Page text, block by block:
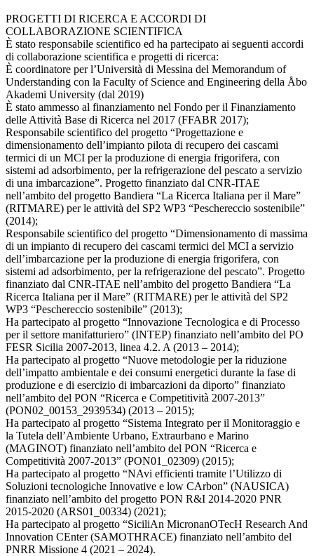
PROGETTI DI RICERCA E ACCORDI DI
COLLABORAZIONE SCIENTIFICA
È stato responsabile scientifico ed ha partecipato ai seguenti accordi
di collaborazione scientifica e progetti di ricerca:
È coordinatore per l’Università di Messina del Memorandum of
Understanding con la Faculty of Science and Engineering della Åbo
Akademi University (dal 2019)
È stato ammesso al finanziamento nel Fondo per il Finanziamento
delle Attività Base di Ricerca nel 2017 (FFABR 2017);
Responsabile scientifico del progetto “Progettazione e
dimensionamento dell’impianto pilota di recupero dei cascami
termici di un MCI per la produzione di energia frigorifera, con
sistemi ad adsorbimento, per la refrigerazione del pescato a servizio
di una imbarcazione”. Progetto finanziato dal CNR-ITAE
nell’ambito del progetto Bandiera “La Ricerca Italiana per il Mare”
(RITMARE) per le attività del SP2 WP3 “Peschereccio sostenibile”
(2014);
Responsabile scientifico del progetto “Dimensionamento di massima
di un impianto di recupero dei cascami termici del MCI a servizio
dell’imbarcazione per la produzione di energia frigorifera, con
sistemi ad adsorbimento, per la refrigerazione del pescato”. Progetto
finanziato dal CNR-ITAE nell’ambito del progetto Bandiera “La
Ricerca Italiana per il Mare” (RITMARE) per le attività del SP2
WP3 “Peschereccio sostenibile” (2013);
Ha partecipato al progetto “Innovazione Tecnologica e di Processo
per il settore manifatturiero” (INTEP) finanziato nell’ambito del PO
FESR Sicilia 2007-2013, linea 4.2. A (2013 – 2014);
Ha partecipato al progetto “Nuove metodologie per la riduzione
dell’impatto ambientale e dei consumi energetici durante la fase di
produzione e di esercizio di imbarcazioni da diporto” finanziato
nell’ambito del PON “Ricerca e Competitività 2007-2013”
(PON02_00153_2939534) (2013 – 2015);
Ha partecipato al progetto “Sistema Integrato per il Monitoraggio e
la Tutela dell’Ambiente Urbano, Extraurbano e Marino
(MAGINOT) finanziato nell’ambito del PON “Ricerca e
Competitività 2007-2013” (PON01_02309) (2015);
Ha partecipato al progetto “NAvi efficienti tramite l’Utilizzo di
Soluzioni tecnologiche Innovative e low CArbon” (NAUSICA)
finanziato nell’ambito del progetto PON R&I 2014-2020 PNR
2015-2020 (ARS01_00334) (2021);
Ha partecipato al progetto “SiciliAn MicronanOTecH Research And
Innovation CEnter (SAMOTHRACE) finanziato nell’ambito del
PNRR Missione 4 (2021 – 2024).